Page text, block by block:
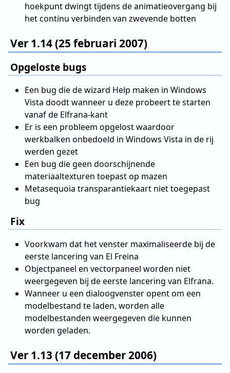
hoekpunt dwingt tijdens de animatieovergang bij
het continu verbinden van zwevende botten
Ver 1.14 (25 februari 2007)
Opgeloste bugs
Een bug die de wizard Help maken in Windows
Vista doodt wanneer u deze probeert te starten
vanaf de Elfrana-kant
Er is een probleem opgelost waardoor
werkbalken onbedoeld in Windows Vista in de rij
werden gezet
Een bug die geen doorschijnende
materiaaltexturen toepast op mazen
Metasequoia transparantiekaart niet toegepast
bug
Fix
Voorkwam dat het venster maximaliseerde bij de
eerste lancering van El Freina
Objectpaneel en vectorpaneel worden niet
weergegeven bij de eerste lancering van Elfrana.
Wanneer u een dialoogvenster opent om een
modelbestand te laden, worden alle
modelbestanden weergegeven die kunnen
worden geladen.
Ver 1.13 (17 december 2006)